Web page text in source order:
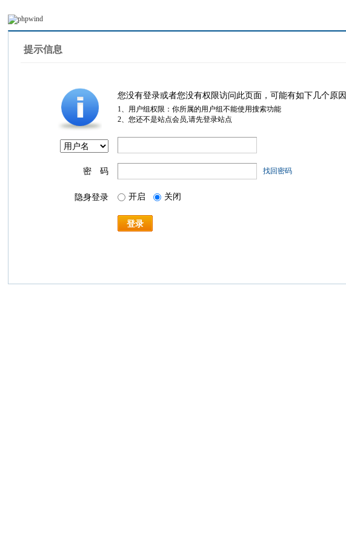
提示信息
您没有登录或者您没有权限访问此页面，可能有如下几个原因
1、用户组权限：你所属的用户组不能使用搜索功能
2、您还不是站点会员,请先登录站点
密 码 找回密码
隐身登录 开启 关闭
登录